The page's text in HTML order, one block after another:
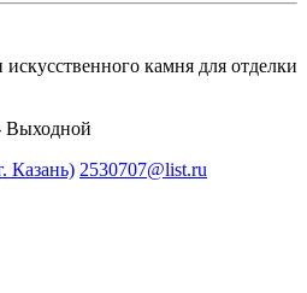
камня для отделки
Выходной
Казань) 2530707@list.ru